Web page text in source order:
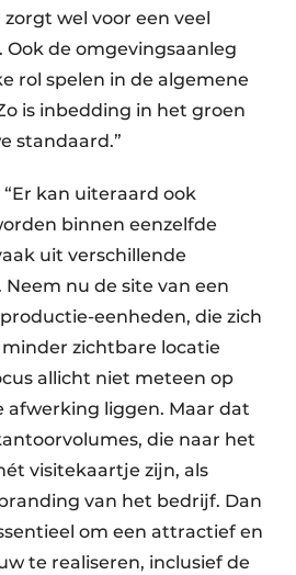
wel voor een veel
de omgevingsaanleg
rol spelen in de algemene
is inbedding in het groen
standaard.”
“Er kan uiteraard ook
binnen eenzelfde
uit verschillende
nu de site van een
eenheden, die zich
zichtbare locatie
allicht niet meteen op
afwerking liggen. Maar dat
die naar het
visitekaartje zijn, als
van het bedrijf. Dan
om een attractief en
te realiseren, inclusief de